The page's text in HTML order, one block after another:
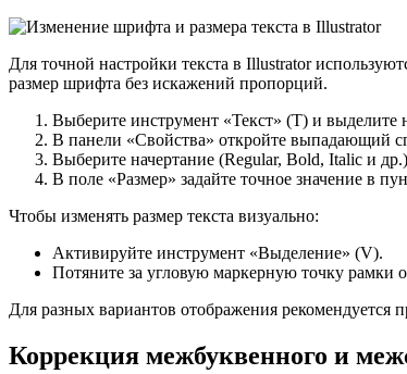
Для точной настройки текста в Illustrator
размер шрифта без искажений пропорций.
Выберите инструмент «Текст» (T) и выделите
В панели «Свойства» откройте выпадающий
Выберите начертание (Regular, Bold, Italic и
В поле «Размер» задайте точное значение в
Чтобы изменять размер текста визуально:
Активируйте инструмент «Выделение» (V).
Потяните за угловую маркерную точку рамки
Для разных вариантов отображения
Коррекция межбуквенного и